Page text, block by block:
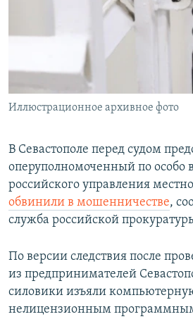
ПОБЕДИТЕЛЕЙ НЕ СУДЯТ?
КРЫМ.НЕПОКОРЕННЫЙ
УКРАИНСКАЯ ПРОБЛЕМА КРЫМА
Все сайты RFE/RL
Иллюстрационное архивное фото
В Севастополе перед судом
оперуполномоченный по
российского управления
обвинили в мошенничестве,
служба российской
По версии следствия после
из предпринимателей
силовики изъяли
нелицензионным